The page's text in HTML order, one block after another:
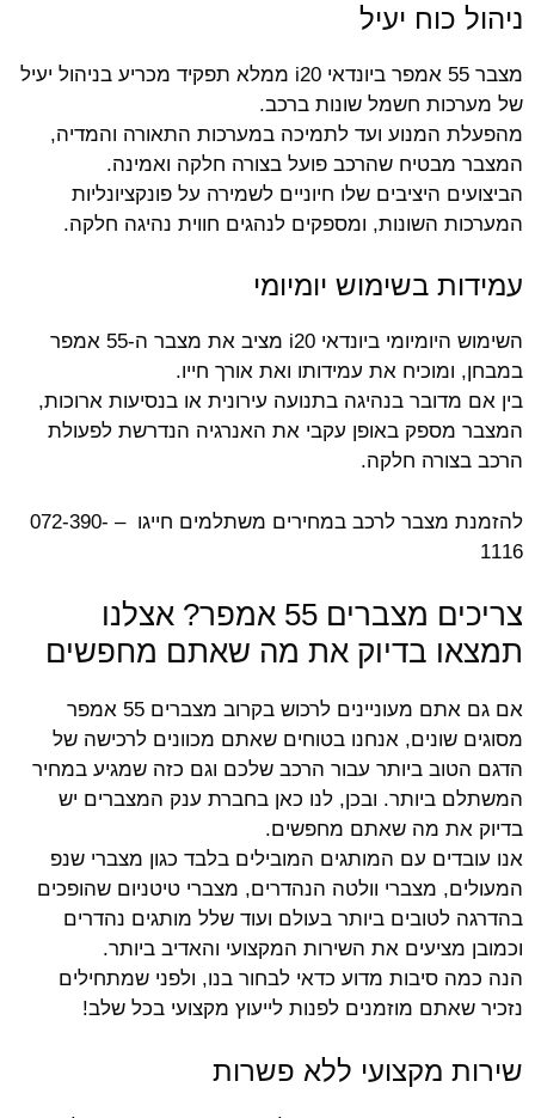
ניהול כוח יעיל
מצבר 55 אמפר ביונדאי i20 ממלא תפקיד מכריע בניהול יעיל
של מערכות חשמל שונות ברכב.
מהפעלת המנוע ועד לתמיכה במערכות התאורה והמדיה,
המצבר מבטיח שהרכב פועל בצורה חלקה ואמינה.
הביצועים היציבים שלו חיוניים לשמירה על פונקציונליות
המערכות השונות, ומספקים לנהגים חווית נהיגה חלקה.
עמידות בשימוש יומיומי
השימוש היומיומי ביונדאי i20 מציב את מצבר ה-55 אמפר
במבחן, ומוכיח את עמידותו ואת אורך חייו.
בין אם מדובר בנהיגה בתנועה עירונית או בנסיעות ארוכות,
המצבר מספק באופן עקבי את האנרגיה הנדרשת לפעולת
הרכב בצורה חלקה.
להזמנת מצבר לרכב במחירים משתלמים חייגו – 072-390-
1116
צריכים מצברים 55 אמפר? אצלנו
תמצאו בדיוק את מה שאתם מחפשים
אם גם אתם מעוניינים לרכוש בקרוב מצברים 55 אמפר
מסוגים שונים, אנחנו בטוחים שאתם מכוונים לרכישה של
הדגם הטוב ביותר עבור הרכב שלכם וגם כזה שמגיע במחיר
המשתלם ביותר. ובכן, לנו כאן בחברת ענק המצברים יש
בדיוק את מה שאתם מחפשים.
אנו עובדים עם המותגים המובילים בלבד כגון מצברי שנפ
המעולים, מצברי וולטה הנהדרים, מצברי טיטניום שהופכים
בהדרגה לטובים ביותר בעולם ועוד שלל מותגים נהדרים
וכמובן מציעים את השירות המקצועי והאדיב ביותר.
הנה כמה סיבות מדוע כדאי לבחור בנו, ולפני שמתחילים
נזכיר שאתם מוזמנים לפנות לייעוץ מקצועי בכל שלב!
שירות מקצועי ללא פשרות